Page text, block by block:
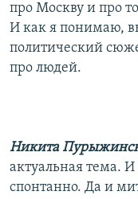
про Москву и про
И как я понимаю,
политический
про людей.
Никита
актуальная тема.
спонтанно. Да и